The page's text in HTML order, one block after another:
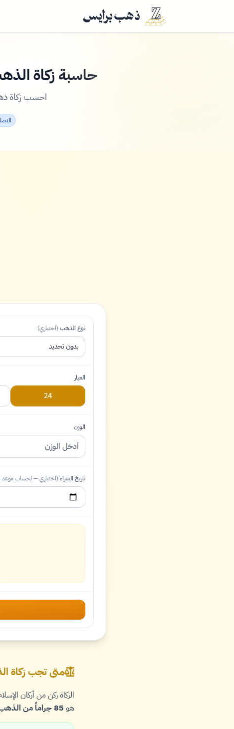
حاسبة زكاة
احسب زكاة
النصاب:
نوع الذهب (اختياري)
بدون تحديد
العيار
24
الوزن
تاريخ الشراء (اختياري — لحساب موعد
متى تجب زكاة
الزكاة ركن من أركان
هو 85 جراماً من الذهب الخالص